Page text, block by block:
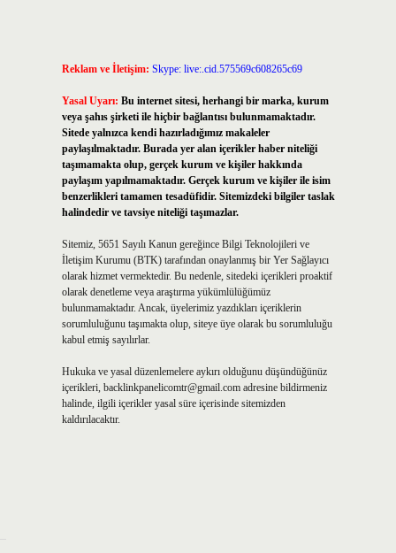
Reklam ve İletişim: Skype: live:.cid.575569c608265c69
Yasal Uyarı: Bu internet sitesi, herhangi bir marka, kurum
veya şahıs şirketi ile hiçbir bağlantısı bulunmamaktadır.
Sitede yalnızca kendi hazırladığımız makaleler
paylaşılmaktadır. Burada yer alan içerikler haber niteliği
taşımamakta olup, gerçek kurum ve kişiler hakkında
paylaşım yapılmamaktadır. Gerçek kurum ve kişiler ile isim
benzerlikleri tamamen tesadüfidir. Sitemizdeki bilgiler taslak
halindedir ve tavsiye niteliği taşımazlar.
Sitemiz, 5651 Sayılı Kanun gereğince Bilgi Teknolojileri ve
İletişim Kurumu (BTK) tarafından onaylanmış bir Yer Sağlayıcı
olarak hizmet vermektedir. Bu nedenle, sitedeki içerikleri proaktif
olarak denetleme veya araştırma yükümlülüğümüz
bulunmamaktadır. Ancak, üyelerimiz yazdıkları içeriklerin
sorumluluğunu taşımakta olup, siteye üye olarak bu sorumluluğu
kabul etmiş sayılırlar.
Hukuka ve yasal düzenlemelere aykırı olduğunu düşündüğünüz
içerikleri, backlinkpanelicomtr@gmail.comadresine bildirmeniz
halinde, ilgili içerikler yasal süre içerisinde sitemizden
kaldırılacaktır.